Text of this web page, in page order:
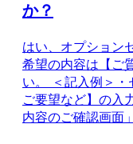
か？
はい、オプション
希望の内容は【ご
い。 ＜記入例＞
ご要望など】の入
内容のご確認画面